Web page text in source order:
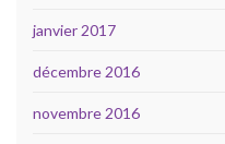
janvier 2017
décembre 2016
novembre 2016